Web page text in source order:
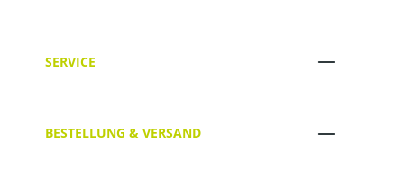
SERVICE
BESTELLUNG & VERSAND